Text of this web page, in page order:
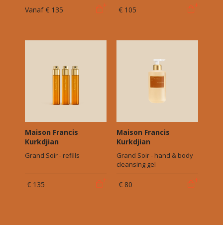
Vanaf € 135 € 105
Maison Francis
Kurkdjian
Grand Soir - refills
€ 135
Maison Francis
Kurkdjian
Grand Soir - hand & body
cleansing gel
€ 80